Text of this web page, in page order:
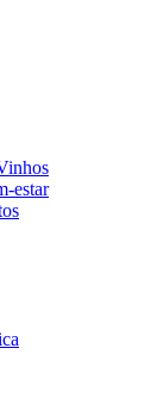
estar